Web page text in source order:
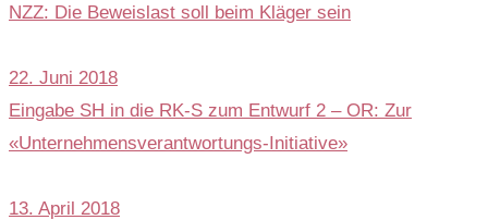
NZZ: Die Beweislast soll beim Kläger sein
22. Juni 2018
Eingabe SH in die RK-S zum Entwurf 2 – OR: Zur
«Unternehmensverantwortungs-Initiative»
13. April 2018